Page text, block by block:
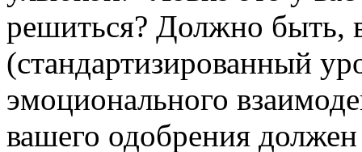
решиться? Должно быть,
(стандартизированный
эмоционального
вашего одобрения